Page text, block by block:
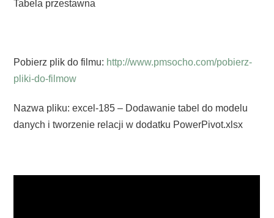
Tabela przestawna
Pobierz plik do filmu: http://www.pmsocho.com/pobierz-
pliki-do-filmow
Nazwa pliku: excel-185 – Dodawanie tabel do modelu
danych i tworzenie relacji w dodatku PowerPivot.xlsx